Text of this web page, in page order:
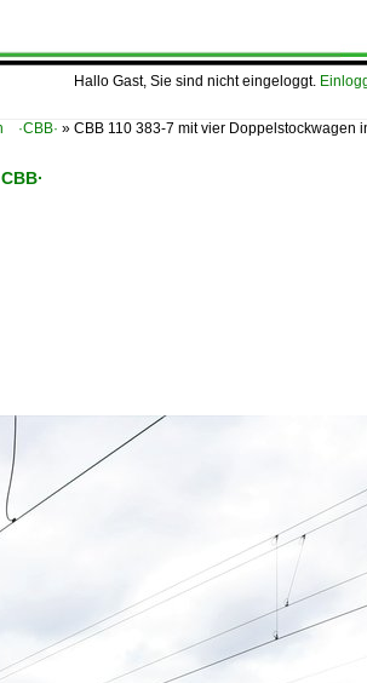
Hallo Gast, Sie sind nicht eingeloggt.
·CBB· » CBB 110 383-7 mit vier Doppelstockwagen